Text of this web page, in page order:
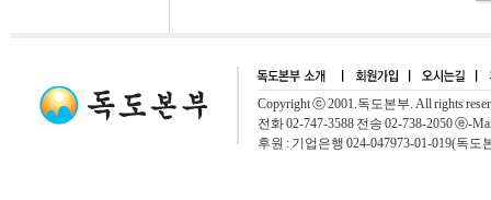
Copyright ⓒ 2001.독도본부. All rights
전화 02-747-3588 전송 02-738-2050 ⓔ-
후원 : 기업은행 024-047973-01-019(독도